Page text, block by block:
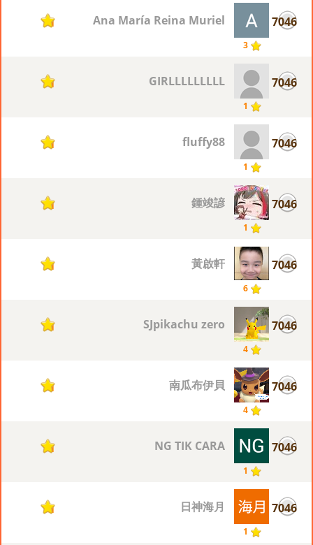
7046
3
Ana María Reina Muriel
1
7046
1
GIRLLLLLLLLL
1
7046
1
fluffy88
1
7046
1
鍾竣諺
1
7046
6
黃啟軒
1
7046
4
SJpikachu zero
1
7046
4
南瓜布伊貝
1
7046
1
NG TIK CARA
1
7046
1
日神海月
1